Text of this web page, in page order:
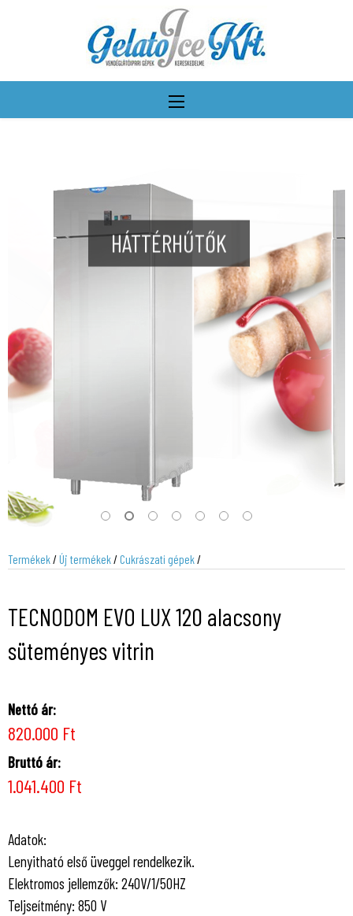
HÁTTÉRHŰTŐK
További részletek
Termékek/Új termékek/Cukrászati gépek/
TECNODOM EVO LUX 120 alacsony
süteményes vitrin
Nettó ár:
820.000 Ft
Bruttó ár:
1.041.400 Ft
Adatok:
Lenyitható első üveggel rendelkezik.
Elektromos jellemzők: 240V/1/50HZ
Teljseítmény: 850 V